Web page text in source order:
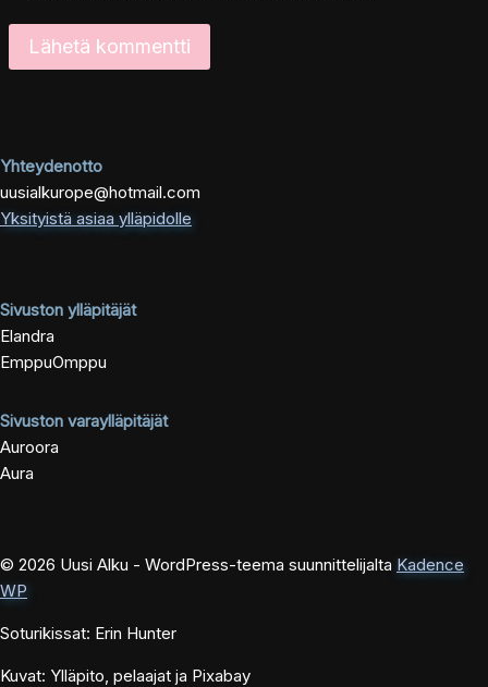
Yhteydenotto
uusialkurope@hotmail.com
Yksityistä asiaa ylläpidolle
Sivuston ylläpitäjät
Elandra
EmppuOmppu
Sivuston varaylläpitäjät
Auroora
Aura
© 2026 Uusi Alku - WordPress-teema suunnittelijalta Kadence
WP
Soturikissat: Erin Hunter
Kuvat: Ylläpito, pelaajat ja Pixabay